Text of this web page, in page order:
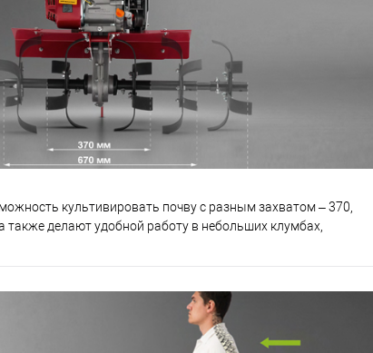
в 2,2 тонны
культивировать почву с разным захватом – 370,
делают удобной работу в небольших клумбах,